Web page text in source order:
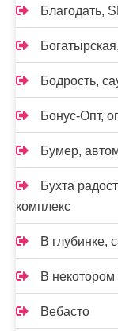
Благодать,
Бодрость,
Бонус-Опт,
Бумер,
Бухта
комплекс
В глубинке,
В некотором
Вебасто